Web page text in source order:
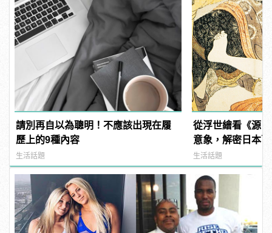
請別再自以為聰明！不應該出現在履
歷上的9種內容
生活話題
從浮世繪看《源
意象，解密日本
生活話題